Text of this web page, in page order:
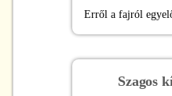
Erről a fajról
Szagos